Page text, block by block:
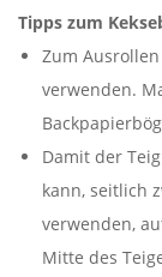
Tipps zum
Zum
verwenden.
Damit der
kann, seitlich
verwenden,
Mitte des